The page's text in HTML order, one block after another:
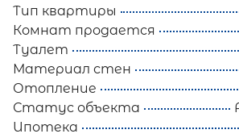
Тип квартиры
Комнат продается
Туалет
Материал стен
Отопление
Статус объекта
Ипотека